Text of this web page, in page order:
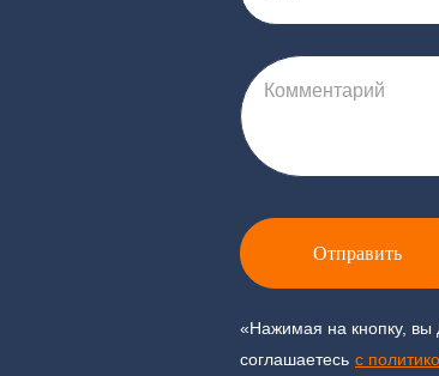
Комментарий
Отправить
«Нажимая на кнопку, вы
соглашаетесь c